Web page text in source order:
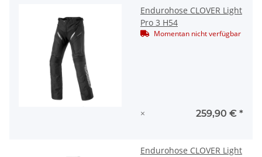
Endurohose CLOVER Light
Pro 3 H54
Momentan nicht verfügbar
× 259,90 € *
Endurohose CLOVER Light